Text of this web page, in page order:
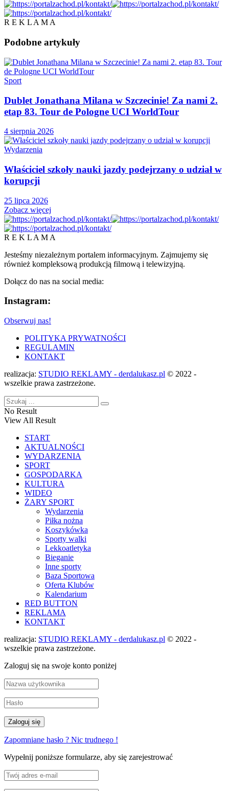
R E K L A M A
Podobne artykuły
Sport
Dublet Jonathana Milana w Szczecinie! Za nami 2.
etap 83. Tour de Pologne UCI WorldTour
4 sierpnia 2026
Wydarzenia
Właściciel szkoły nauki jazdy podejrzany o udział w
korupcji
25 lipca 2026
Zobacz więcej
R E K L A M A
Jesteśmy niezależnym portalem informacyjnym. Zajmujemy się
również kompleksową produkcją filmową i telewizyjną.
Dołącz do nas na social media:
Instagram:
Obserwuj nas!
POLITYKA PRYWATNOŚCI
REGULAMIN
KONTAKT
realizacja: STUDIO REKLAMY - derdalukasz.pl © 2022 -
wszelkie prawa zastrzeżone.
No Result
View All Result
START
AKTUALNOŚCI
WYDARZENIA
SPORT
GOSPODARKA
KULTURA
WIDEO
ŻARY SPORT
Wydarzenia
Piłka nożna
Koszykówka
Sporty walki
Lekkoatletyka
Bieganie
Inne sporty
Baza Sportowa
Oferta Klubów
Kalendarium
RED BUTTON
REKLAMA
KONTAKT
realizacja: STUDIO REKLAMY - derdalukasz.pl © 2022 -
wszelkie prawa zastrzeżone.
Zaloguj się na swoje konto poniżej
Zapomniane hasło ? Nic trudnego !
Wypełnij poniższe formularze, aby się zarejestrować